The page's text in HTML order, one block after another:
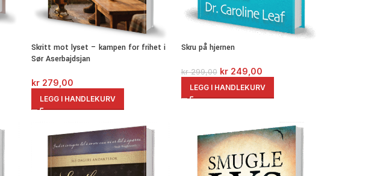
Skritt mot lyset – kampen for frihet i
Sør Aserbajdsjan
kr 279,00
LEGG I HANDLEKURV
Skru på hjernen
kr299,00 kr249,00
LEGG I HANDLEKURV